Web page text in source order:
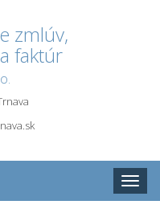
zmlúv,
faktúr
Toggle